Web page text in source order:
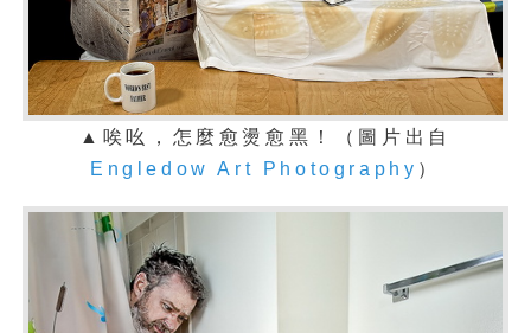
▲唉吆，怎麼愈燙愈黑！（圖片出自
Engledow Art Photography ）